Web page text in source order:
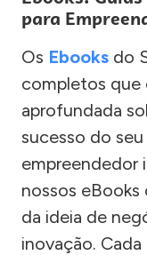
para
Os Ebooks do
completos que
aprofundada
sucesso do
empreendedor
nossos
da ideia de
inovação.